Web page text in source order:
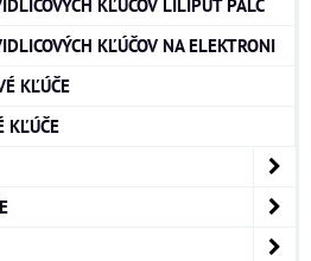
KĽÚČOV LILIPUT PALC
KĽÚČOV NA ELEKTRONI
KĽÚČE
KĽÚČE